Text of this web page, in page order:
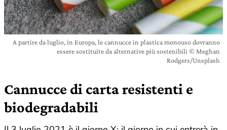
A partire da luglio, in Europa, le cannucce in plastica monouso dovranno
essere sostituite da alternative più sostenibili © Meghan
Rodgers/Unsplash
Cannucce di carta resistenti e
biodegradabili